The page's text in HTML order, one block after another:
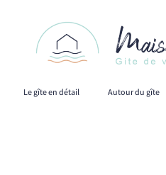
Le gîte en détail Autour du gîte